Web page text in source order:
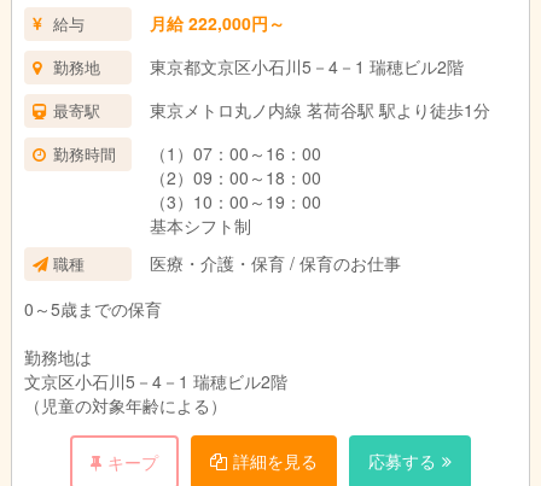
給与 月給 222,000円～
勤務地 東京都文京区小石川5－4－1 瑞穂ビル2階
最寄駅 東京メトロ丸ノ内線 茗荷谷駅 駅より徒歩1分
勤務時間
（1）07：00～16：00
（2）09：00～18：00
（3）10：00～19：00
基本シフト制
職種
医療・介護・保育 / 保育のお仕事
0～5歳までの保育
勤務地は
文京区小石川5－4－1 瑞穂ビル2階
（児童の対象年齢による）
キープ 詳細を見る 応募する